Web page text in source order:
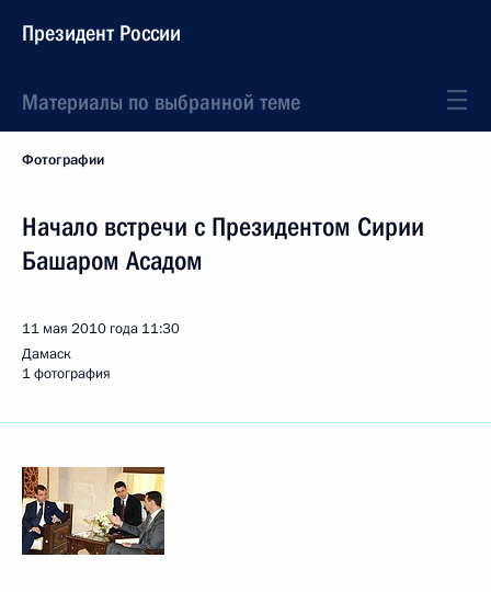
Президент России
Материалы по выбранной теме
Фотографии
Начало встречи с Президентом Сирии
Башаром Асадом
11 мая 2010 года 11:30
Дамаск
1 фотография